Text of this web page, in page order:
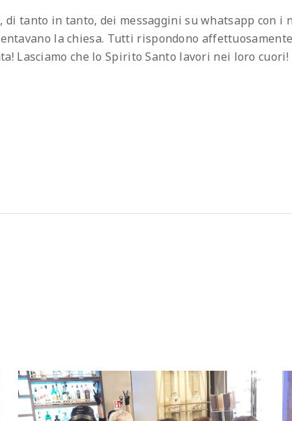
tanto in tanto, dei messaggini su whatsapp con i
la chiesa. Tutti rispondono
Lasciamo che lo Spirito Santo lavori nei loro